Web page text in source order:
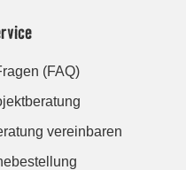
(FAQ)
vereinbaren